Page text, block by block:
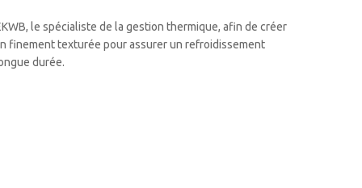
le spécialiste de la gestion thermique, afin de créer
finement texturée pour assurer un refroidissement
durée.